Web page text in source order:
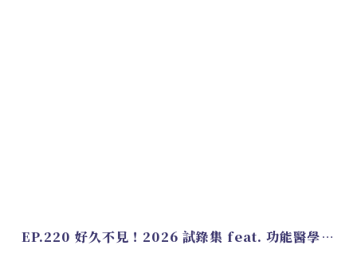
EP.220 好久不見！2026 試錄集 feat. 功能醫學營養師 美寶